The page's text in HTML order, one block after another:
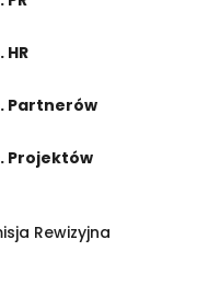
Partnerów
Projektów
Rewizyjna